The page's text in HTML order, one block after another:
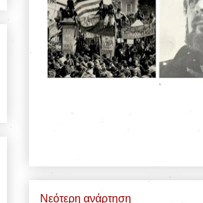
Νεότερη ανάρτηση